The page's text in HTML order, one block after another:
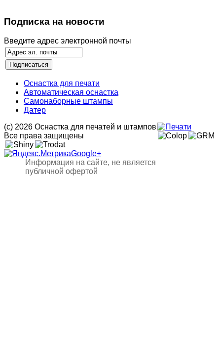
Подписка на новости
Введите адрес электронной почты
Оснастка для печати
Автоматическая оснастка
Самонаборные штампы
Датер
(с) 2026 Оснастка для печатей и штампов
Все права защищены
Google+
Информация на сайте, не является
публичной офертой